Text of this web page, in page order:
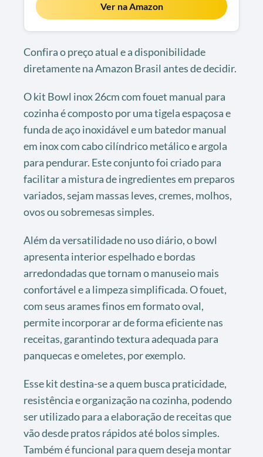
Ver na Amazon
Confira o preço atual e a disponibilidade
diretamente na Amazon Brasil antes de decidir.
O kit Bowl inox 26cm com fouet manual para
cozinha é composto por uma tigela espaçosa e
funda de aço inoxidável e um batedor manual
em inox com cabo cilíndrico metálico e argola
para pendurar. Este conjunto foi criado para
facilitar a mistura de ingredientes em preparos
variados, sejam massas leves, cremes, molhos,
ovos ou sobremesas simples.
Além da versatilidade no uso diário, o bowl
apresenta interior espelhado e bordas
arredondadas que tornam o manuseio mais
confortável e a limpeza simplificada. O fouet,
com seus arames finos em formato oval,
permite incorporar ar de forma eficiente nas
receitas, garantindo textura adequada para
panquecas e omeletes, por exemplo.
Esse kit destina-se a quem busca praticidade,
resistência e organização na cozinha, podendo
ser utilizado para a elaboração de receitas que
vão desde pratos rápidos até bolos simples.
Também é funcional para quem deseja montar